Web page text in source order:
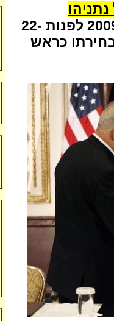
שהבטיח לאמריקאים ערב הבחירות ב-2009 לפנות 22-
כראש